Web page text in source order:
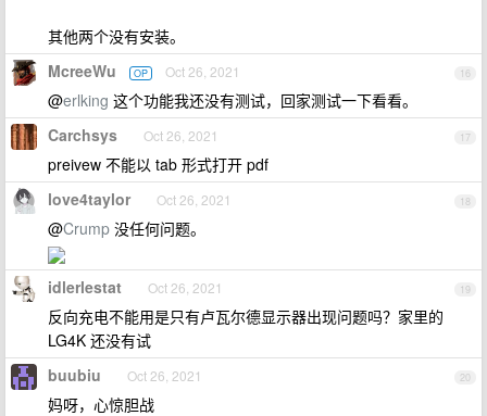
其他两个没有安装。
16
McreeWu OP Oct 26, 2021
@erlking 这个功能我还没有测试，回家测试一下看看。
17
Carchsys Oct 26, 2021
preivew 不能以 tab 形式打开 pdf
18
love4taylor Oct 26, 2021
@Crump 没任何问题。
19
idlerlestat Oct 26, 2021
反向充电不能用是只有卢瓦尔德显示器出现问题吗？家里的
LG4K 还没有试
20
buubiu Oct 26, 2021
妈呀，心惊胆战